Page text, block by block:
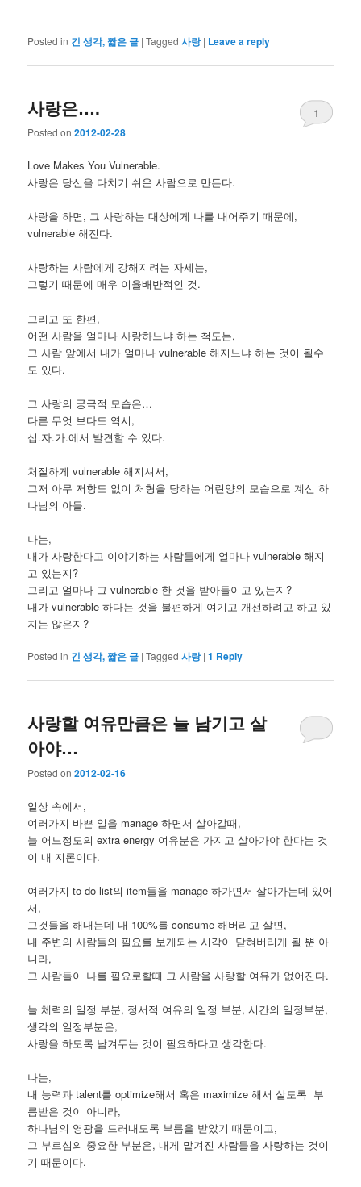
Posted in 긴 생각, 짧은 글 |Tagged 사랑 | Leave a reply
사랑은….
Posted on2012-02-28
1
Love Makes You Vulnerable.
사랑은 당신을 다치기 쉬운 사람으로 만든다.
사랑을 하면, 그 사랑하는 대상에게 나를 내어주기 때문에,
vulnerable 해진다.
사랑하는 사람에게 강해지려는 자세는,
그렇기 때문에 매우 이율배반적인 것.
그리고 또 한편,
어떤 사람을 얼마나 사랑하느냐 하는 척도는,
그 사람 앞에서 내가 얼마나 vulnerable 해지느냐 하는 것이 될수
도 있다.
그 사랑의 궁극적 모습은…
다른 무엇 보다도 역시,
십.자.가.에서 발견할 수 있다.
처절하게 vulnerable 해지셔서,
그저 아무 저항도 없이 처형을 당하는 어린양의 모습으로 계신 하
나님의 아들.
나는,
내가 사랑한다고 이야기하는 사람들에게 얼마나 vulnerable 해지
고 있는지?
그리고 얼마나 그 vulnerable 한 것을 받아들이고 있는지?
내가 vulnerable 하다는 것을 불편하게 여기고 개선하려고 하고 있
지는 않은지?
Posted in 긴 생각, 짧은 글 |Tagged 사랑 |1 Reply
사랑할 여유만큼은 늘 남기고 살
아야…
Posted on2012-02-16
일상 속에서,
여러가지 바쁜 일을 manage 하면서 살아갈때,
늘 어느정도의 extra energy 여유분은 가지고 살아가야 한다는 것
이 내 지론이다.
여러가지 to-do-list의 item들을 manage 하가면서 살아가는데 있어
서,
그것들을 해내는데 내 100%를 consume 해버리고 살면,
내 주변의 사람들의 필요를 보게되는 시각이 닫혀버리게 될 뿐 아
니라,
그 사람들이 나를 필요로할때 그 사람을 사랑할 여유가 없어진다.
늘 체력의 일정 부분, 정서적 여유의 일정 부분, 시간의 일정부분,
생각의 일정부분은,
사랑을 하도록 남겨두는 것이 필요하다고 생각한다.
나는,
내 능력과 talent를 optimize해서 혹은 maximize 해서 살도록 부
름받은 것이 아니라,
하나님의 영광을 드러내도록 부름을 받았기 때문이고,
그 부르심의 중요한 부분은, 내게 맡겨진 사람들을 사랑하는 것이
기 때문이다.